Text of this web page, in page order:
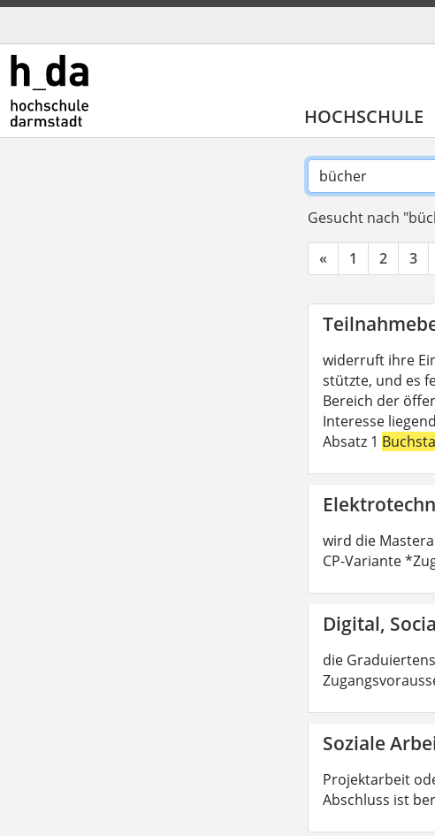
HOCHSCHULE
Gesucht nach
« 1 2 3
widerruft ihre
stützte, und es
Bereich der
Interesse
Absatz 1
wird die
CP-Variante
Digital,
die
Soziale
Projektarbeit
Abschluss ist